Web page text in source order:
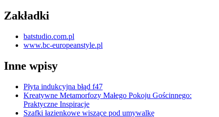
Zakładki
batstudio.com.pl
www.bc-europeanstyle.pl
Inne wpisy
Płyta indukcyjna błąd f47
Kreatywne Metamorfozy Małego Pokoju Gościnnego:
Praktyczne Inspiracje
Szafki łazienkowe wiszące pod umywalkę